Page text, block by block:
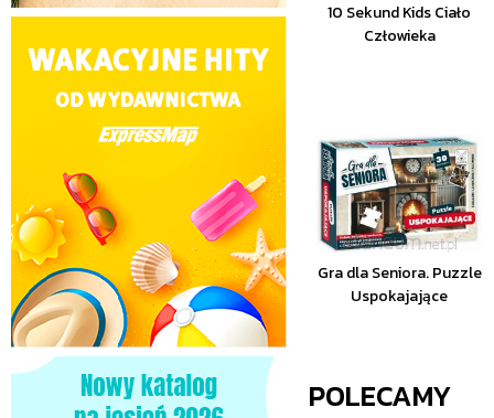
10 Sekund Kids Ciało
Człowieka
Gra dla Seniora. Puzzle
Uspokajające
POLECAMY